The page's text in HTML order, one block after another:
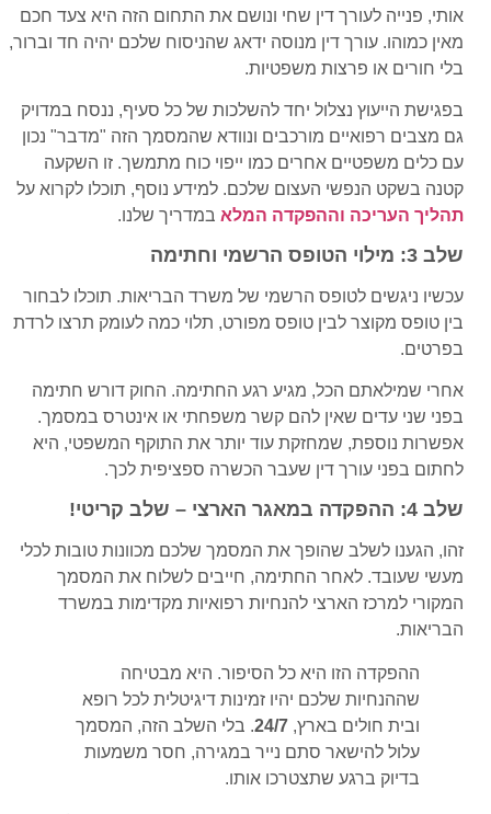
אותי, פנייה לעורך דין שחי ונושם את התחום הזה היא צעד חכם
מאין כמוהו. עורך דין מנוסה ידאג שהניסוח שלכם יהיה חד וברור,
בלי חורים או פרצות משפטיות.
בפגישת הייעוץ נצלול יחד להשלכות של כל סעיף, ננסח במדויק
גם מצבים רפואיים מורכבים ונוודא שהמסמך הזה "מדבר" נכון
עם כלים משפטיים אחרים כמו ייפוי כוח מתמשך. זו השקעה
קטנה בשקט הנפשי העצום שלכם. למידע נוסף, תוכלו לקרוא על
תהליך העריכה וההפקדה המלא במדריך שלנו.
שלב 3: מילוי הטופס הרשמי וחתימה
עכשיו ניגשים לטופס הרשמי של משרד הבריאות. תוכלו לבחור
בין טופס מקוצר לבין טופס מפורט, תלוי כמה לעומק תרצו לרדת
בפרטים.
אחרי שמילאתם הכל, מגיע רגע החתימה. החוק דורש חתימה
בפני שני עדים שאין להם קשר משפחתי או אינטרס במסמך.
אפשרות נוספת, שמחזקת עוד יותר את התוקף המשפטי, היא
לחתום בפני עורך דין שעבר הכשרה ספציפית לכך.
שלב 4: ההפקדה במאגר הארצי – שלב קריטי!
זהו, הגענו לשלב שהופך את המסמך שלכם מכוונות טובות לכלי
מעשי שעובד. לאחר החתימה, חייבים לשלוח את המסמך
המקורי למרכז הארצי להנחיות רפואיות מקדימות במשרד
הבריאות.
ההפקדה הזו היא כל הסיפור. היא מבטיחה
שההנחיות שלכם יהיו זמינות דיגיטלית לכל רופא
ובית חולים בארץ, 24/7. בלי השלב הזה, המסמך
עלול להישאר סתם נייר במגירה, חסר משמעות
בדיוק ברגע שתצטרכו אותו.